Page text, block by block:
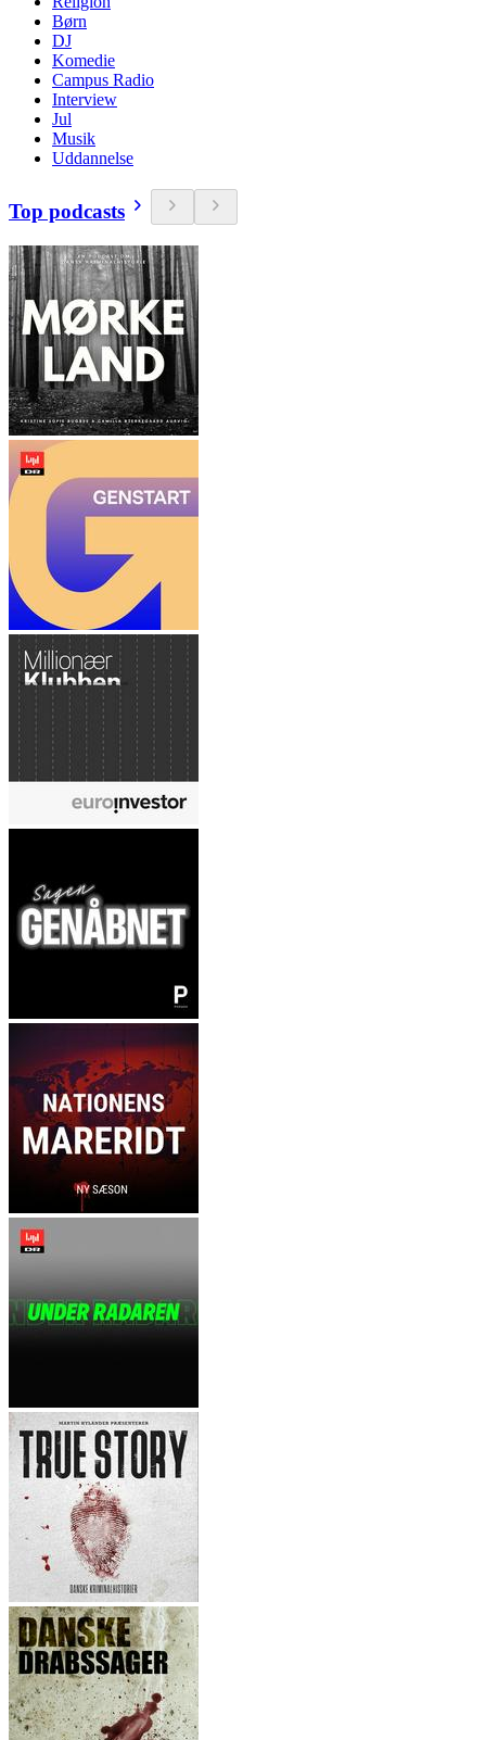
Børn
DJ
Komedie
Campus Radio
Interview
Jul
Musik
Uddannelse
Top podcasts